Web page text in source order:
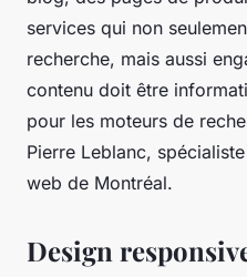
services qui non
recherche, mais aussi
contenu doit être
pour les moteurs de
Pierre Leblanc,
web de Montréal.
Design